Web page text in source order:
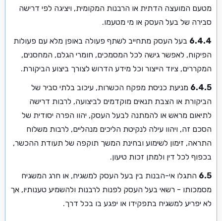
מטעם המועצה הדתית או הרבנות המקומית, ויציגה לפי דרישה
סבירה של בעל העסק או מי מטעמו.
6.4.4 בעל העסק מתחייב לשתף פעולה באופן מלא עם פעולות
הפיקוח, לאפשר גישה לכל המסמכים, חומרי הגלם, המחסנים,
המקררים, ציוד הייצור וכל מידע הדרוש לצורך ביצוע הביקורת.
6.4.5 מניעת כניסת מפקח הכשרות, עיכוב בלתי סביר של
הביקורת או הצבת תנאים מוקדמים לביצועה, לרבות דרישה
לתיאום מראש או להמתנה לבעל העסק, יהוו הפרה יסודית של
הסכם זה, ויהוו עילה לנקיטת הליכים מנהליים, לרבות משלוח
התראה, זימון לשימוע ובחינת המשך תוקפה של תעודת ההכשר,
בכפוף לכל דין ולמתן זכות טיעון.
6.5 התגלו אי-הבנות בין בעל העסק למשגיח, או חרג המשגיח
מסמכותו - רשאי בעל העסק לפנות לרבנות ולהשמיע טענותיו, אך
לא יפריע למשגיח בתפקידו או יפגע בו בכל דרך.